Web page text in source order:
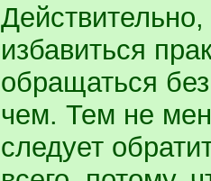
Действительно,
избавиться
обращаться
чем. Тем не
следует